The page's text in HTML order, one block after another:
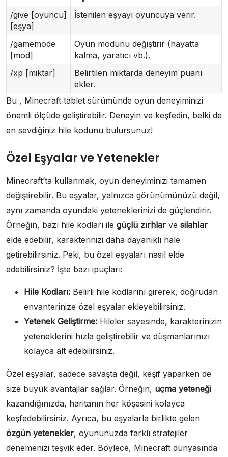
/give [oyuncu]
[eşya]
İstenilen eşyayı oyuncuya verir.
/gamemode
[mod]
Oyun modunu değiştirir (hayatta
kalma, yaratıcı vb.).
/xp [miktar]
Belirtilen miktarda deneyim puanı
ekler.
Bu , Minecraft tablet sürümünde oyun deneyiminizi
önemli ölçüde geliştirebilir. Deneyin ve keşfedin, belki de
en sevdiğiniz hile kodunu bulursunuz!
Özel Eşyalar ve Yetenekler
Minecraft’ta kullanmak, oyun deneyiminizi tamamen
değiştirebilir. Bu eşyalar, yalnızca görünümünüzü değil,
aynı zamanda oyundaki yeteneklerinizi de güçlendirir.
Örneğin, bazı hile kodları ile güçlü zırhlar ve silahlar
elde edebilir, karakterinizi daha dayanıklı hale
getirebilirsiniz. Peki, bu özel eşyaları nasıl elde
edebilirsiniz? İşte bazı ipuçları:
Hile Kodları: Belirli hile kodlarını girerek, doğrudan
envanterinize özel eşyalar ekleyebilirsiniz.
Yetenek Geliştirme: Hileler sayesinde, karakterinizin
yeteneklerini hızla geliştirebilir ve düşmanlarınızı
kolayca alt edebilirsiniz.
Özel eşyalar, sadece savaşta değil, keşif yaparken de
size büyük avantajlar sağlar. Örneğin, uçma yeteneği
kazandığınızda, haritanın her köşesini kolayca
keşfedebilirsiniz. Ayrıca, bu eşyalarla birlikte gelen
özgün yetenekler, oyununuzda farklı stratejiler
denemenizi teşvik eder. Böylece, Minecraft dünyasında